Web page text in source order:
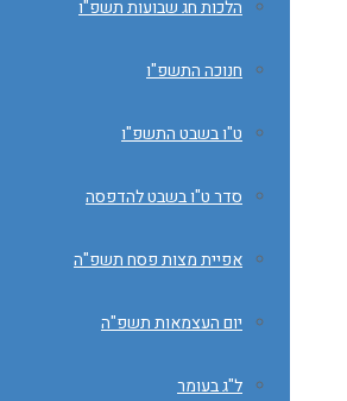
הלכות חג שבועות תשפ"ו
חנוכה התשפ"ו
ט"ו בשבט התשפ"ו
סדר ט"ו בשבט להדפסה
אפיית מצות פסח תשפ"ה
יום העצמאות תשפ"ה
ל"ג בעומר